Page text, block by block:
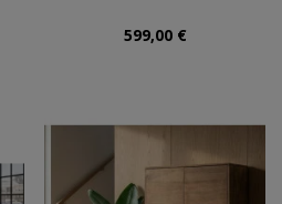
599,00 €